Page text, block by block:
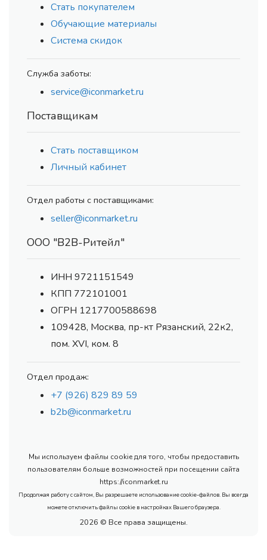
Стать покупателем
Обучающие материалы
Система скидок
Служба заботы:
service@iconmarket.ru
Поставщикам
Стать поставщиком
Личный кабинет
Отдел работы с поставщиками:
seller@iconmarket.ru
ООО "В2В-Ритейл"
ИНН 9721151549
КПП 772101001
ОГРН 1217700588698
109428, Москва, пр-кт Рязанский, 22к2,
пом. XVI, ком. 8
Отдел продаж:
+7 (926) 829 89 59
b2b@iconmarket.ru
Мы используем файлы cookie для того, чтобы предоставить
пользователям больше возможностей при посещении сайта
https://iconmarket.ru
Продолжая работу с сайтом, Вы разрешаете использование cookie-файлов. Вы всегда
можете отключить файлы cookie в настройках Вашего браузера.
2026 © Все права защищены.